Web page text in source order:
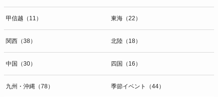
甲信越（11） 東海（22）
関西（38） 北陸（18）
中国（30） 四国（16）
九州・沖縄（78） 季節イベント（44）